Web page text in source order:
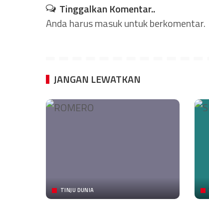
Tinggalkan Komentar..
Anda harusmasukuntuk berkomentar.
JANGAN LEWATKAN
TINJU DUNIA